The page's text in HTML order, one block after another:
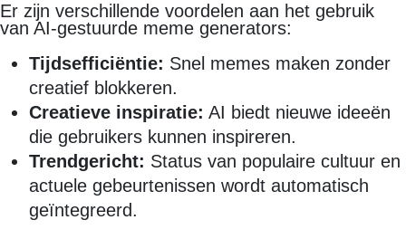
Er zijn verschillende voordelen aan het gebruik
van AI-gestuurde meme generators:
Tijdsefficiëntie: Snel memes maken zonder
creatief blokkeren.
Creatieve inspiratie: AI biedt nieuwe ideeën
die gebruikers kunnen inspireren.
Trendgericht: Status van populaire cultuur en
actuele gebeurtenissen wordt automatisch
geïntegreerd.